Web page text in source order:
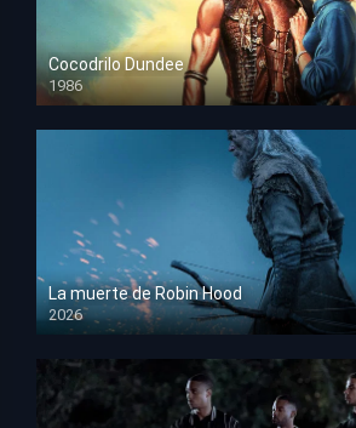
Cocodrilo Dundee
1986
HD 1080p
La muerte de Robin Hood
2026
HD 1080p